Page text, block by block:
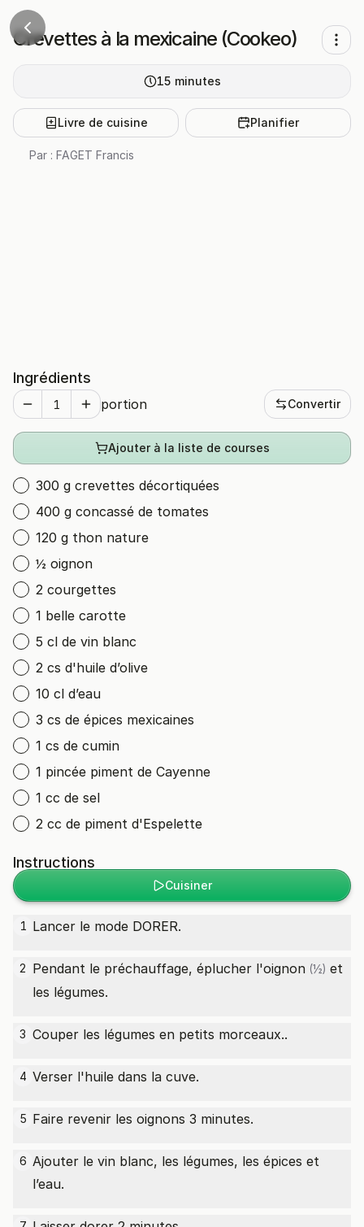
Crevettes à la mexicaine (Cookeo)
15 minutes
Livre de cuisine Planifier
Par : FAGET Francis
Ingrédients
portion Convertir
Ajouter à la liste de courses
300 g crevettes décortiquées
400 g concassé de tomates
120 g thon nature
½ oignon
2 courgettes
1 belle carotte
5 cl de vin blanc
2 cs d'huile d’olive
10 cl d’eau
3 cs de épices mexicaines
1 cs de cumin
1 pincée piment de Cayenne
1 cc de sel
2 cc de piment d'Espelette
Instructions
Cuisiner
1 Lancer le mode DORER.
2 Pendant le préchauffage, éplucher l'oignon (½) et
les légumes.
3 Couper les légumes en petits morceaux..
4 Verser l'huile dans la cuve.
5 Faire revenir les oignons 3 minutes.
6 Ajouter le vin blanc, les légumes, les épices et
l’eau.